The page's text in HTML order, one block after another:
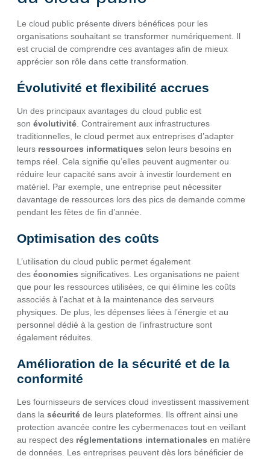
Le cloud public présente divers bénéfices pour les
organisations souhaitant se transformer numériquement. Il
est crucial de comprendre ces avantages afin de mieux
apprécier son rôle dans cette transformation.
Évolutivité et flexibilité accrues
Un des principaux avantages du cloud public est
son évolutivité . Contrairement aux infrastructures
traditionnelles, le cloud permet aux entreprises d’adapter
leurs ressources informatiques selon leurs besoins en
temps réel. Cela signifie qu’elles peuvent augmenter ou
réduire leur capacité sans avoir à investir lourdement en
matériel. Par exemple, une entreprise peut nécessiter
davantage de ressources lors des pics de demande comme
pendant les fêtes de fin d’année.
Optimisation des coûts
L’utilisation du cloud public permet également
des économies significatives. Les organisations ne paient
que pour les ressources utilisées, ce qui élimine les coûts
associés à l’achat et à la maintenance des serveurs
physiques. De plus, les dépenses liées à l’énergie et au
personnel dédié à la gestion de l’infrastructure sont
également réduites.
Amélioration de la sécurité et de la
conformité
Les fournisseurs de services cloud investissent massivement
dans la sécurité de leurs plateformes. Ils offrent ainsi une
protection avancée contre les cybermenaces tout en veillant
au respect des réglementations internationales en matière
de données. Les entreprises peuvent dès lors bénéficier de